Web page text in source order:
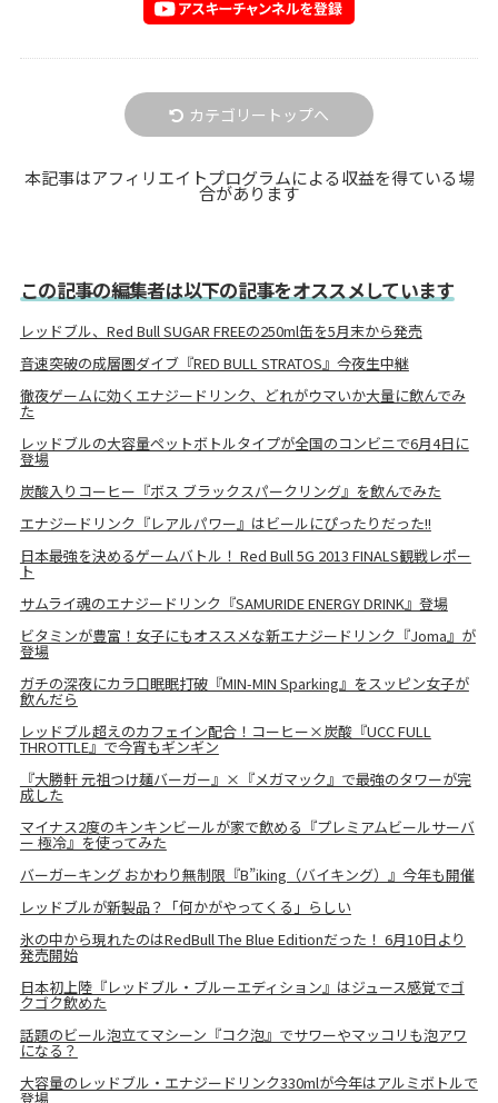
カテゴリートップへ
本記事はアフィリエイトプログラムによる収益を得ている場
合があります
この記事の編集者は以下の記事をオススメしています
レッドブル、Red Bull SUGAR FREEの250ml缶を5月末から発売
音速突破の成層圏ダイブ『RED BULL STRATOS』今夜生中継
徹夜ゲームに効くエナジードリンク、どれがウマいか大量に飲んでみ
た
レッドブルの大容量ペットボトルタイプが全国のコンビニで6月4日に
登場
炭酸入りコーヒー『ボス ブラックスパークリング』を飲んでみた
エナジードリンク『レアルパワー』はビールにぴったりだった!!
日本最強を決めるゲームバトル！ Red Bull 5G 2013 FINALS観戦レポー
ト
サムライ魂のエナジードリンク『SAMURIDE ENERGY DRINK』登場
ビタミンが豊富！女子にもオススメな新エナジードリンク『Joma』が
登場
ガチの深夜にカラ口眠眠打破『MIN-MIN Sparking』をスッピン女子が
飲んだら
レッドブル超えのカフェイン配合！コーヒー×炭酸『UCC FULL
THROTTLE』で今宵もギンギン
『大勝軒 元祖つけ麺バーガー』×『メガマック』で最強のタワーが完
成した
マイナス2度のキンキンビールが家で飲める『プレミアムビールサーバ
ー 極冷』を使ってみた
バーガーキング おかわり無制限『B”iking（バイキング）』今年も開催
レッドブルが新製品？「何かがやってくる」らしい
氷の中から現れたのはRedBull The Blue Editionだった！ 6月10日より
発売開始
日本初上陸『レッドブル・ブルーエディション』はジュース感覚でゴ
クゴク飲めた
話題のビール泡立てマシーン『コク泡』でサワーやマッコリも泡アワ
になる？
大容量のレッドブル・エナジードリンク330mlが今年はアルミボトルで
登場